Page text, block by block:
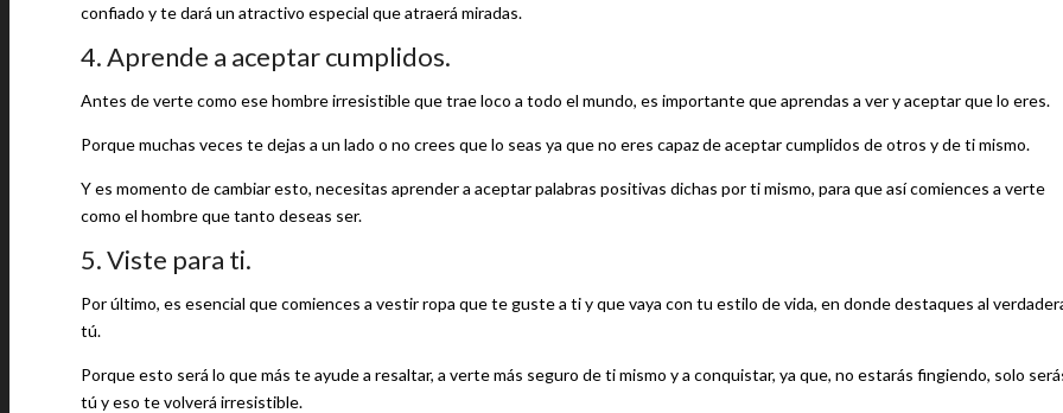
confiado y te dará un atractivo especial que atraerá miradas.
4. Aprende a aceptar cumplidos.
Antes de verte como ese hombre irresistible que trae loco a todo el mundo, es importante que aprendas a ver y aceptar que lo eres.
Porque muchas veces te dejas a un lado o no crees que lo seas ya que no eres capaz de aceptar cumplidos de otros y de ti mismo.
Y es momento de cambiar esto, necesitas aprender a aceptar palabras positivas dichas por ti mismo, para que así comiences a verte
como el hombre que tanto deseas ser.
5. Viste para ti.
Por último, es esencial que comiences a vestir ropa que te guste a ti y que vaya con tu estilo de vida, en donde destaques al
tú.
Porque esto será lo que más te ayude a resaltar, a verte más seguro de ti mismo y a conquistar, ya que, no estarás fingiendo, solo
tú y eso te volverá irresistible.